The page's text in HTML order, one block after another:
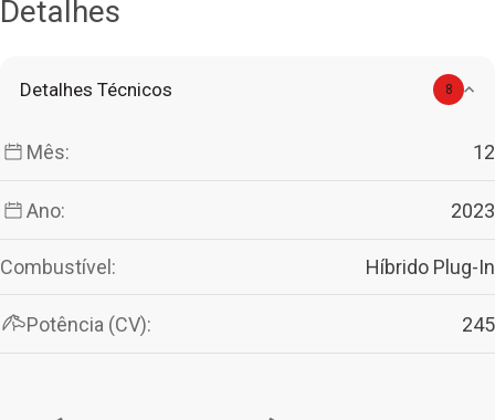
Detalhes
Detalhes Técnicos 8
Mês: 12
Ano: 2023
Combustível: Híbrido Plug-In
Potência (CV): 245